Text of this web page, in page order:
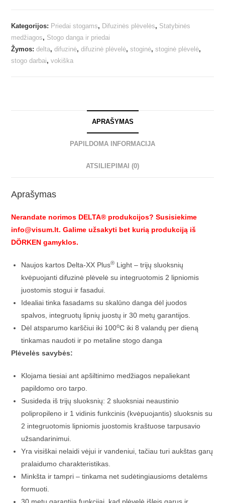
Kategorijos: Priedai stogams, Difuzinės plėvelės, Statybinės
medžiagos, Stogo danga ir priedai
Žymos:delta,difuzinė,difuzinė plėvelė,stoginė,stoginė plėvelė,
stogo darbai,vokiška
APRAŠYMAS
PAPILDOMA INFORMACIJA
ATSILIEPIMAI (0)
Aprašymas
Nerandate norimos DELTA® produkcijos? Susisiekime
info@visum.lt. Galime užsakyti bet kurią produkciją iš
DÖRKEN gamyklos.
Naujos kartos Delta-XX Plus® Light – trijų sluoksnių
kvėpuojanti difuzinė plėvelė su integruotomis 2 lipniomis
juostomis stogui ir fasadui.
Idealiai tinka fasadams su skalūno danga dėl juodos
spalvos, integruotų lipnių juostų ir 30 metų garantijos.
Dėl atsparumo karščiui iki 100oC iki 8 valandų per dieną
tinkamas naudoti ir po metaline stogo danga
Plėvelės savybės:
Klojama tiesiai ant apšiltinimo medžiagos nepaliekant
papildomo oro tarpo.
Susideda iš trijų sluoksnių: 2 sluoksniai neaustinio
polipropileno ir 1 vidinis funkcinis (kvėpuojantis) sluoksnis su
2 integruotomis lipniomis juostomis kraštuose tarpusavio
užsandarinimui.
Yra visiškai nelaidi vėjui ir vandeniui, tačiau turi aukštas garų
pralaidumo charakteristikas.
Minkšta ir tampri – tinkama net sudėtingiausioms detalėms
formuoti.
30 metų garantija funkcijai, kad plėvelė išleis garus ir